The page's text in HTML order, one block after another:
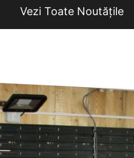
Vezi Toate Noutățile